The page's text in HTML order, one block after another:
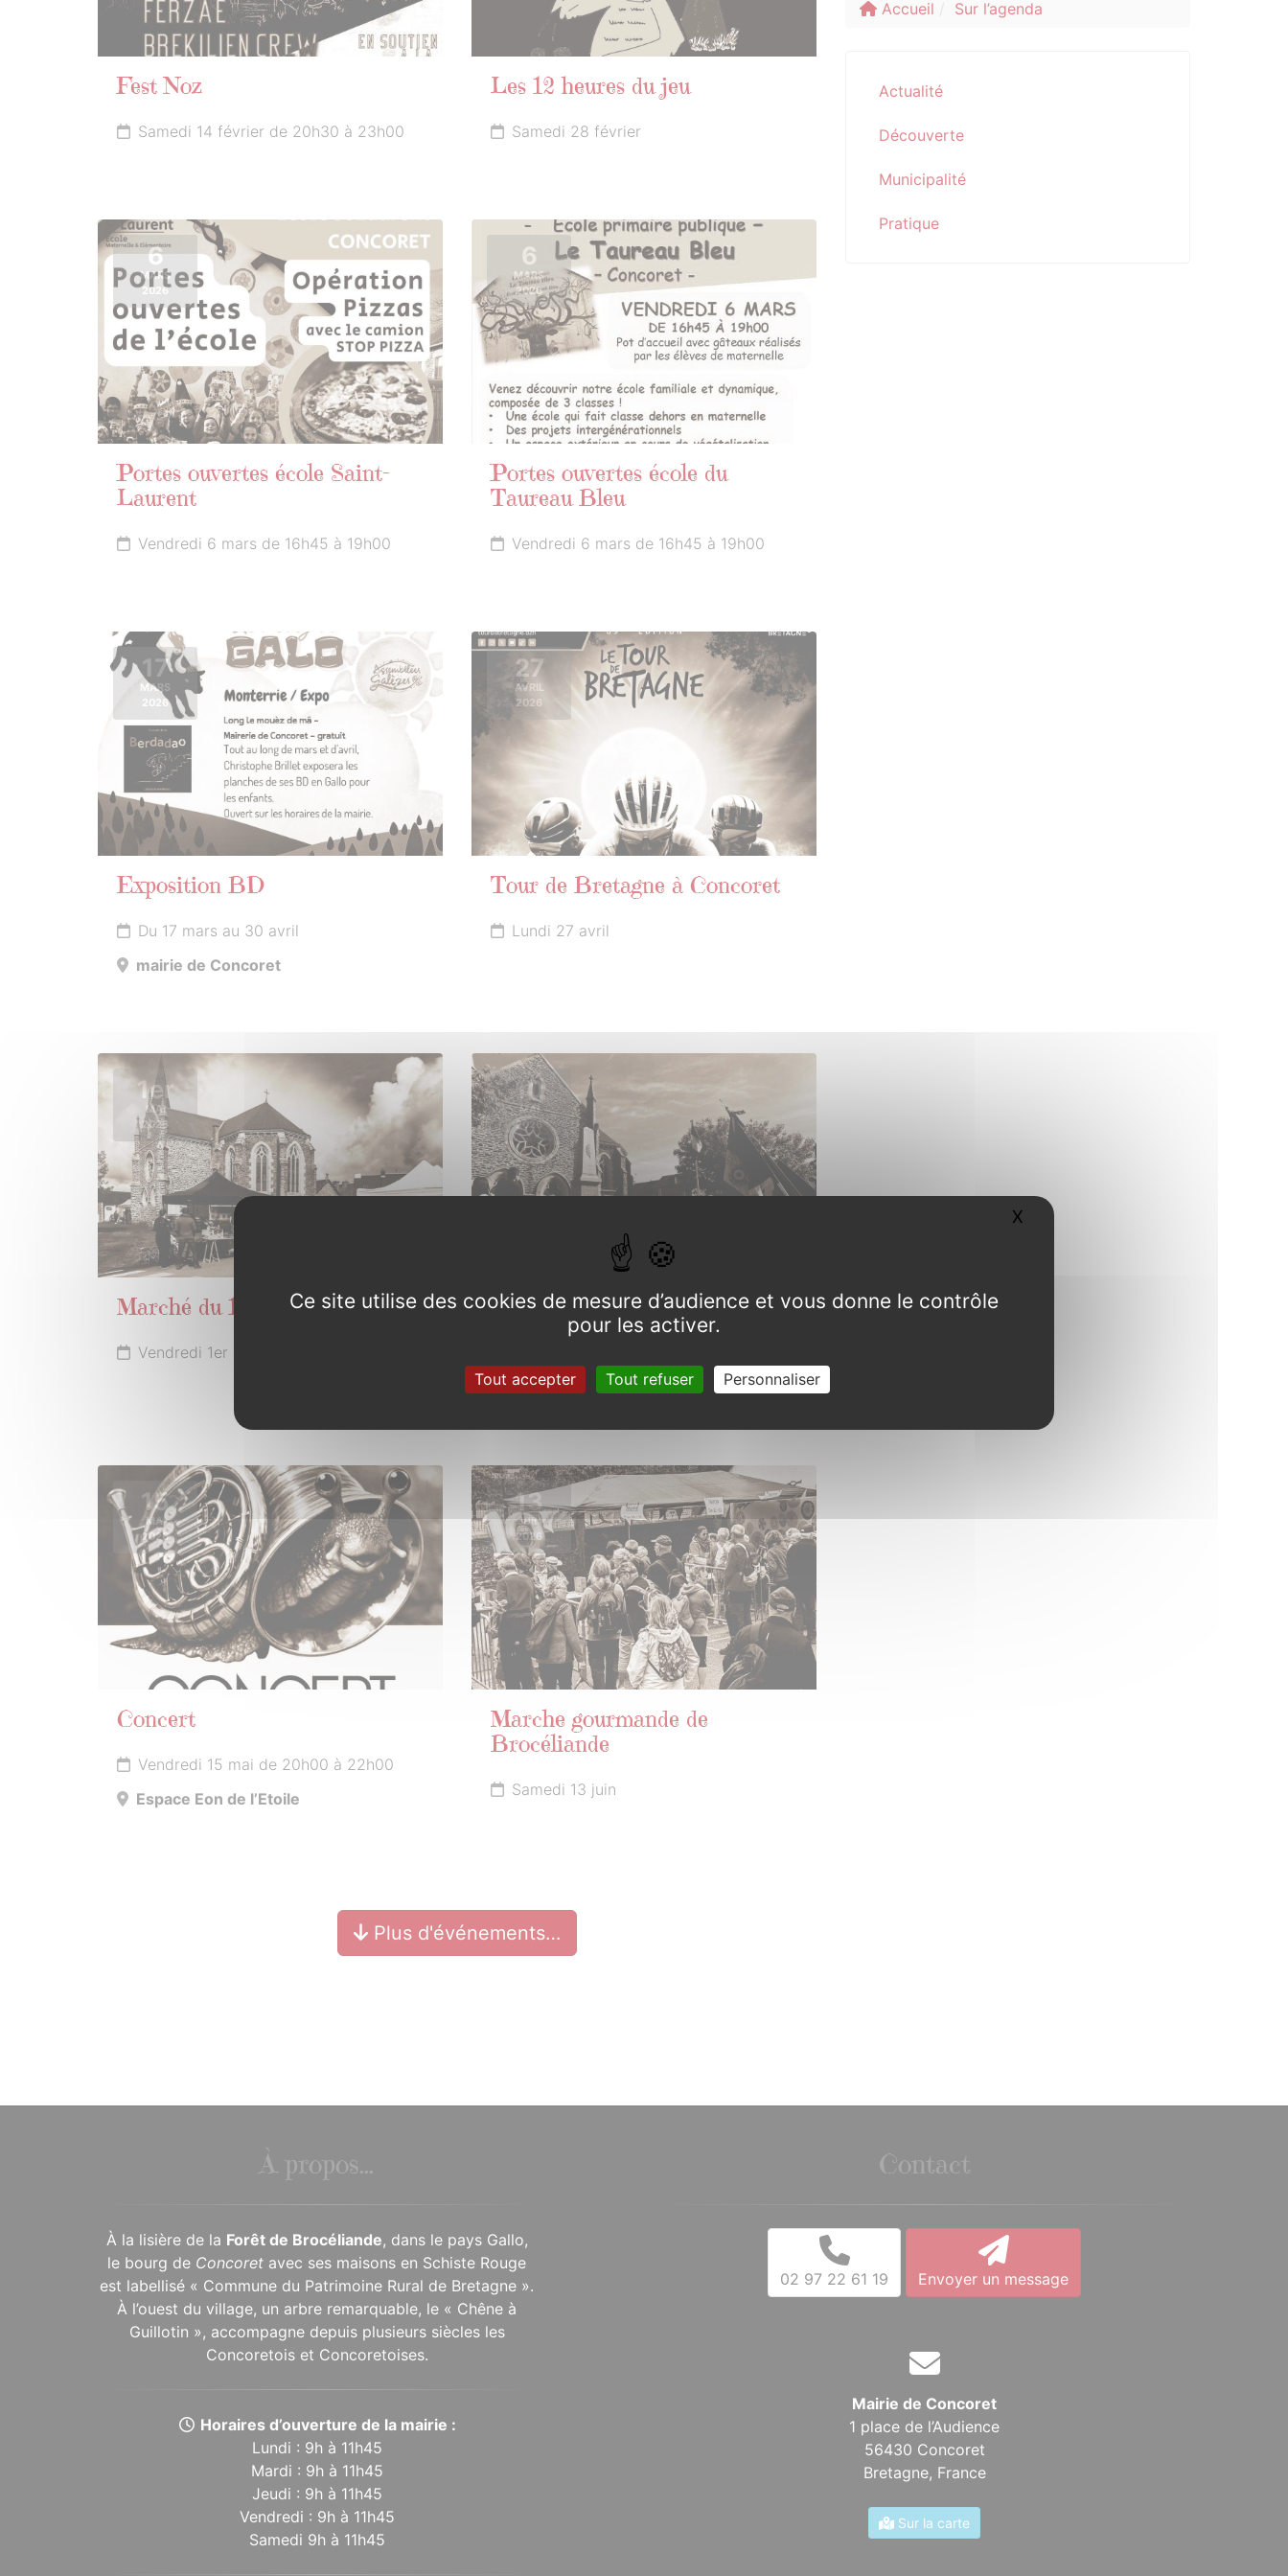
Fest Noz
Samedi 14 février de 20h30 à 23h00
Les 12 heures du jeu
Samedi 28 février
6
MARS
2026
Portes ouvertes école Saint-
Laurent
Vendredi 6 mars de 16h45 à 19h00
6
MARS
2026
Portes ouvertes école du
Taureau Bleu
Vendredi 6 mars de 16h45 à 19h00
17
MARS
2026
Exposition BD
Du 17 mars au 30 avril
mairie de Concoret
27
AVRIL
2026
Tour de Bretagne à Concoret
Lundi 27 avril
1er
MAI
2026
Marché du 1er mai
Vendredi 1er mai
10
MAI
2026
Commémoration du 8 mai
Dimanche 10 mai de 10h00 à 11h30
15
MAI
2026
Concert
Vendredi 15 mai de 20h00 à 22h00
Espace Eon de l’Etoile
13
JUIN
2026
Marche gourmande de
Brocéliande
Samedi 13 juin
Plus d'événements…
Accueil Sur l’agenda
Actualité
Découverte
Municipalité
Pratique
À propos...
À la lisière de la Forêt de Brocéliande, dans le pays Gallo,
le bourg de Concoret avec ses maisons en Schiste Rouge
est labellisé « Commune du Patrimoine Rural de Bretagne ».
À l’ouest du village, un arbre remarquable, le « Chêne à
Guillotin », accompagne depuis plusieurs siècles les
Concoretois et Concoretoises.
Horaires d’ouverture de la mairie :
Lundi : 9h à 11h45
Mardi : 9h à 11h45
Jeudi : 9h à 11h45
Vendredi : 9h à 11h45
Samedi 9h à 11h45
Contact
02 97 22 61 19 Envoyer un message
Mairie de Concoret
1 place de l’Audience
56430 Concoret
Bretagne, France
Sur la carte
Ce site utilise des cookies de mesure d’audience et vous donne le contrôle
pour les activer.
Tout accepter Tout refuser Personnaliser
X Masquer le bandeau des cookies